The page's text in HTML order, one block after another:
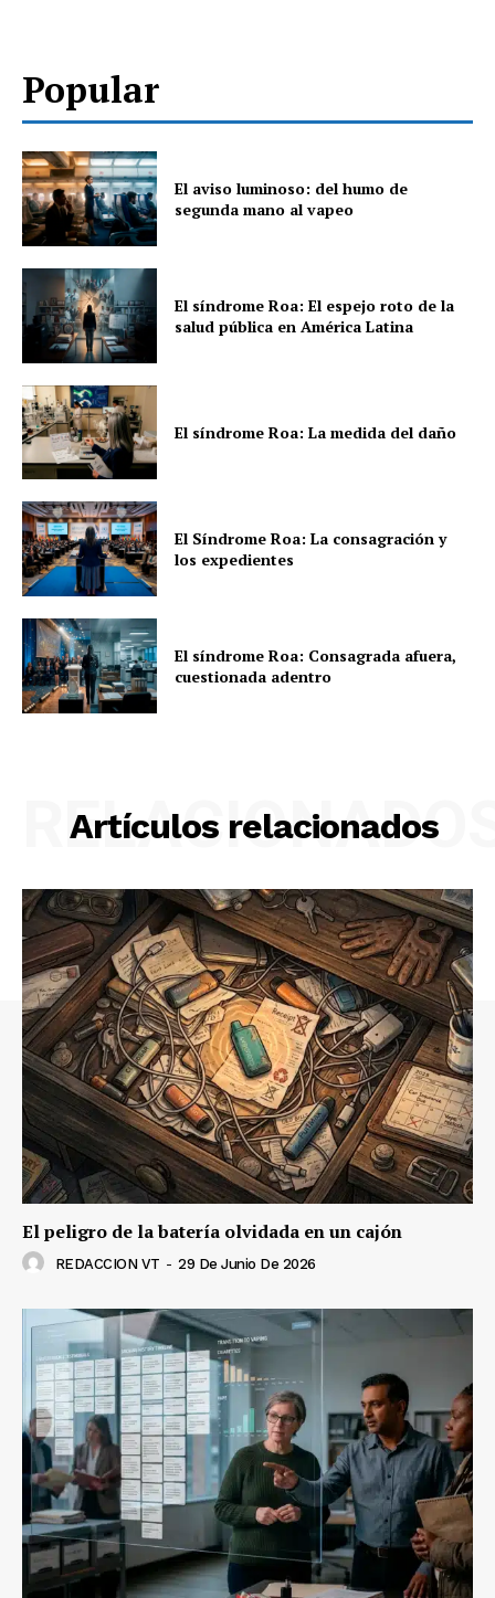
Popular
El aviso luminoso: del humo de
segunda mano al vapeo
El síndrome Roa: El espejo roto de la
salud pública en América Latina
El síndrome Roa: La medida del daño
El Síndrome Roa: La consagración y
los expedientes
El síndrome Roa: Consagrada afuera,
cuestionada adentro
Artículos relacionados
El peligro de la batería olvidada en un cajón
REDACCION VT - 29 De Junio De 2026